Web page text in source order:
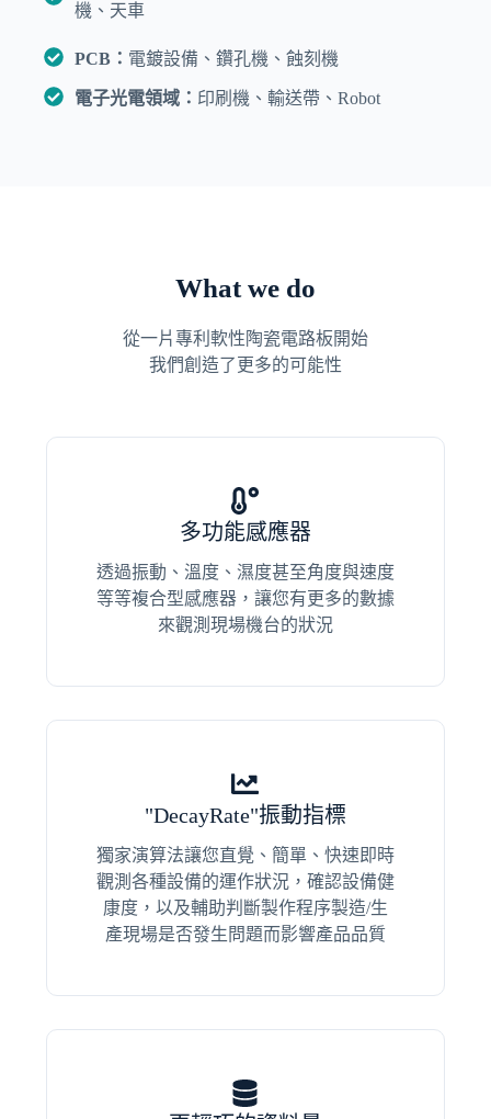
機、天車
PCB： 電鍍設備、鑽孔機、蝕刻機
電子光電領域： 印刷機、輸送帶、Robot
What we do
從一片專利軟性陶瓷電路板開始
我們創造了更多的可能性
多功能感應器
透過振動、溫度、濕度甚至角度與速度
等等複合型感應器，讓您有更多的數據
來觀測現場機台的狀況
"DecayRate"振動指標
獨家演算法讓您直覺、簡單、快速即時
觀測各種設備的運作狀況，確認設備健
康度，以及輔助判斷製作程序製造/生
產現場是否發生問題而影響產品品質